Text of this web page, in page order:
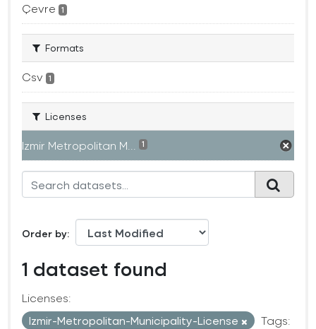
Çevre 1
Formats
Csv 1
Licenses
Izmir Metropolitan M... 1
Order by
1 dataset found
Licenses:
Izmir-Metropolitan-Municipality-License
Tags: